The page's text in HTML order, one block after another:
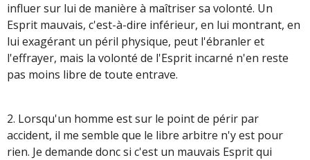
influer sur lui de manière à maîtriser sa volonté. Un
Esprit mauvais, c'est-à-dire inférieur, en lui montrant, en
lui exagérant un péril physique, peut l'ébranler et
l'effrayer, mais la volonté de l'Esprit incarné n'en reste
pas moins libre de toute entrave.
2. Lorsqu'un homme est sur le point de périr par
accident, il me semble que le libre arbitre n'y est pour
rien. Je demande donc si c'est un mauvais Esprit qui